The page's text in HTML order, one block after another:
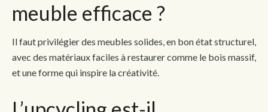
meuble efficace ?
Il faut privilégier des meubles solides, en bon état structurel,
avec des matériaux faciles à restaurer comme le bois massif,
et une forme qui inspire la créativité.